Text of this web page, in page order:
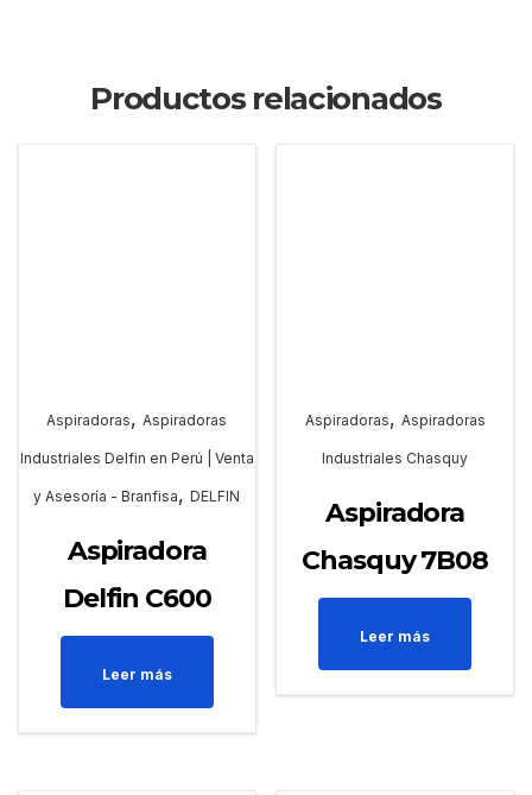
Productos relacionados
Aspiradoras, Aspiradoras
Industriales Delfin en Perú | Venta
y Asesoría - Branfisa,DELFIN
Aspiradora
Delfin C600
Leer más
Aspiradoras, Aspiradoras
Industriales Chasquy
Aspiradora
Chasquy 7B08
Leer más